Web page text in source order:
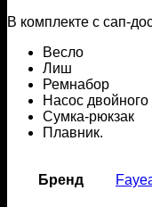
В комплекте с сап-
Весло
Лиш
Ремнабор
Насос двойного
Сумка-рюкзак
Плавник.
Бренд